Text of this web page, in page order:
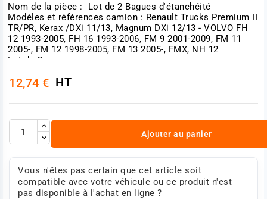
Nom de la pièce : Lot de 2 Bagues d'étanchéité
Modèles et références camion : Renault Trucks Premium II
TR/PR, Kerax /DXi 11/13, Magnum DXi 12/13 - VOLVO FH
12 1993-2005, FH 16 1993-2006, FM 9 2001-2009, FM 11
2005-, FM 12 1998-2005, FM 13 2005-, FMX, NH 12
Lot de 2
RENAULT 7401638168
VOLVO 1638168
DT 214133 (lot de 2)
12,74 € HT
Ajouter au panier
Vous n'êtes pas certain que cet article soit
compatible avec votre véhicule ou ce produit n'est
pas disponible à l'achat en ligne ?